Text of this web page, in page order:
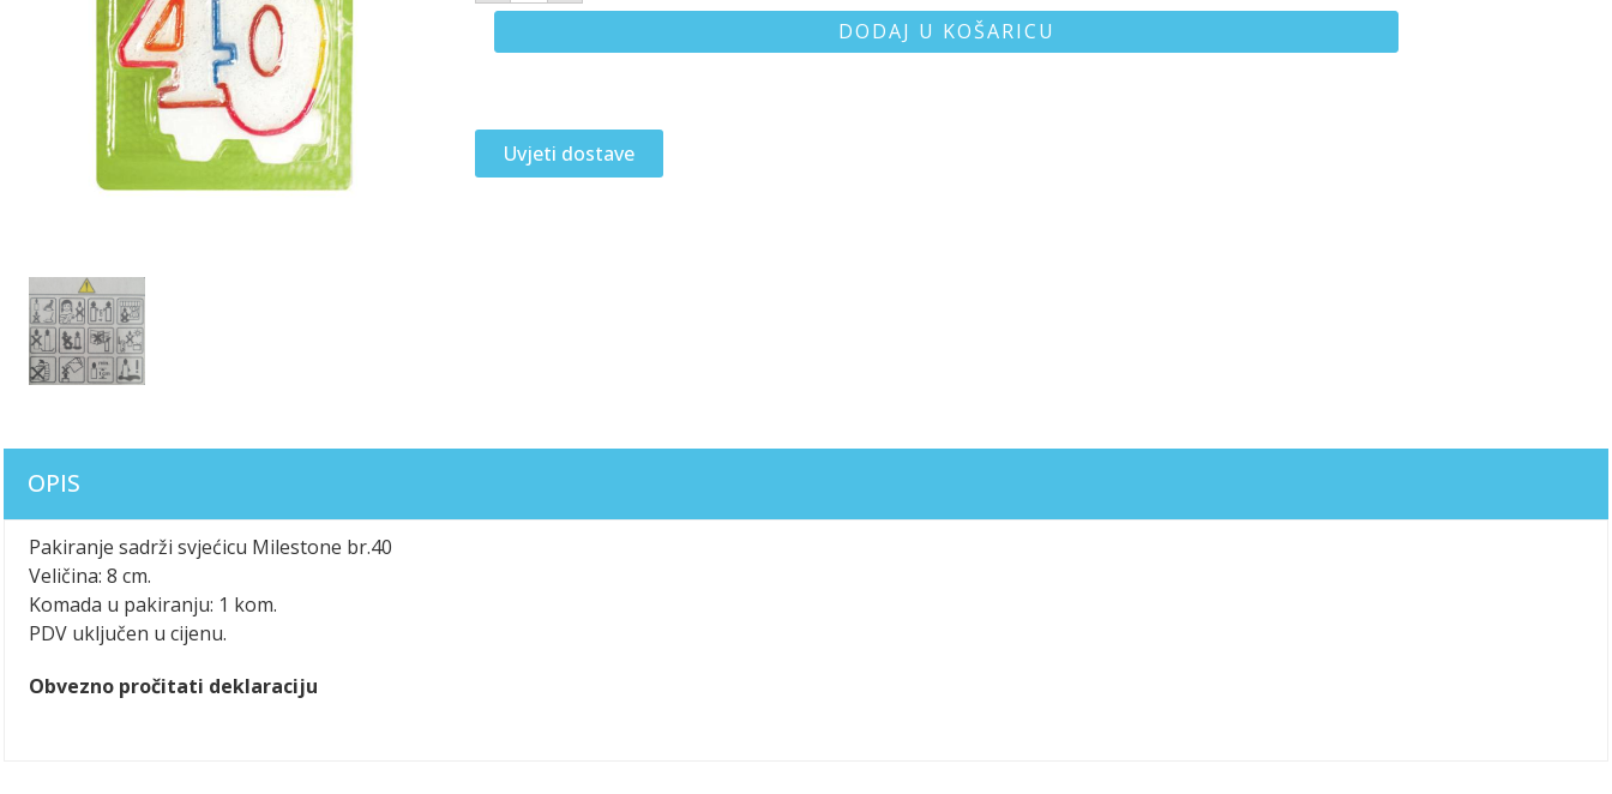
DODAJ U KOŠARICU
Uvjeti dostave
OPIS
Pakiranje sadrži svjećicu Milestone br.40
Veličina: 8 cm.
Komada u pakiranju: 1 kom.
PDV uključen u cijenu.
Obvezno pročitati deklaraciju